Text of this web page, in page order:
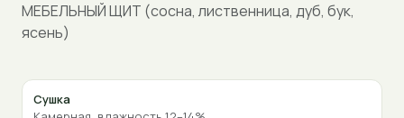
МЕБЕЛЬНЫЙ ЩИТ (сосна, лиственница, дуб, бук,
ясень)
Сушка